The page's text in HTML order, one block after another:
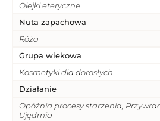
Olejki eteryczne
Nuta zapachowa
Róża
Grupa wiekowa
Kosmetyki dla dorosłych
Działanie
Opóźnia procesy starzenia,
Ujędrnia